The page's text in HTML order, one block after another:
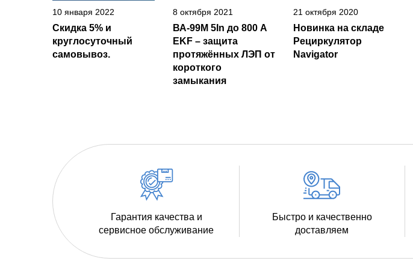
10 января 2022
Скидка 5% и
круглосуточный
самовывоз.
8 октября 2021
ВА-99М 5In до 800 А
EKF – защита
протяжённых ЛЭП от
короткого
замыкания
21 октября 2020
Новинка на складе
Рециркулятор
Navigator
Гарантия качества и
сервисное обслуживание
Быстро и качественно
доставляем